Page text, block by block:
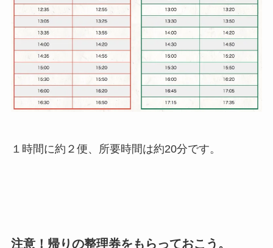
１時間に約２便、所要時間は約20分です。
注意！帰りの整理券をもらっておこう。